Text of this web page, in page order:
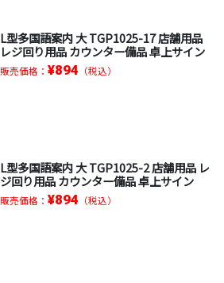
L型多国語案内 大 TGP1025-17 店舗用品
レジ回り用品 カウンター備品 卓上サイン
販売価格： ¥894 （税込）
L型多国語案内 大 TGP1025-2 店舗用品 レ
ジ回り用品 カウンター備品 卓上サイン
販売価格： ¥894 （税込）